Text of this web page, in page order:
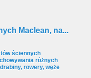
Maclean, na...
ściennych
różnych
rowery, węże